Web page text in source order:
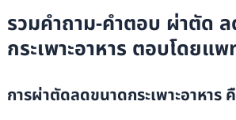
รวมคำถาม-คำตอบ ผ่าตัด
กระเพาะอาหาร ตอบโดยแ
การผ่าตัดลดขนาดกระเพาะอาหาร คื